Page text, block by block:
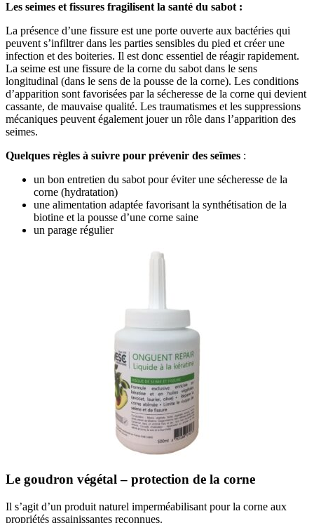
Les seimes et fissures fragilisent la santé du sabot :
La présence d’une fissure est une porte ouverte aux bactéries qui
peuvent s’infiltrer dans les parties sensibles du pied et créer une
infection et des boiteries. Il est donc essentiel de réagir rapidement.
La seime est une fissure de la corne du sabot dans le sens
longitudinal (dans le sens de la pousse de la corne). Les conditions
d’apparition sont favorisées par la sécheresse de la corne qui devient
cassante, de mauvaise qualité. Les traumatismes et les suppressions
mécaniques peuvent également jouer un rôle dans l’apparition des
seimes.
Quelques règles à suivre pour prévenir des seïmes :
un bon entretien du sabot pour éviter une sécheresse de la
corne (hydratation)
une alimentation adaptée favorisant la synthétisation de la
biotine et la pousse d’une corne saine
un parage régulier
Le goudron végétal – protection de la corne
Il s’agit d’un produit naturel imperméabilisant pour la corne aux
propriétés assainissantes reconnues.